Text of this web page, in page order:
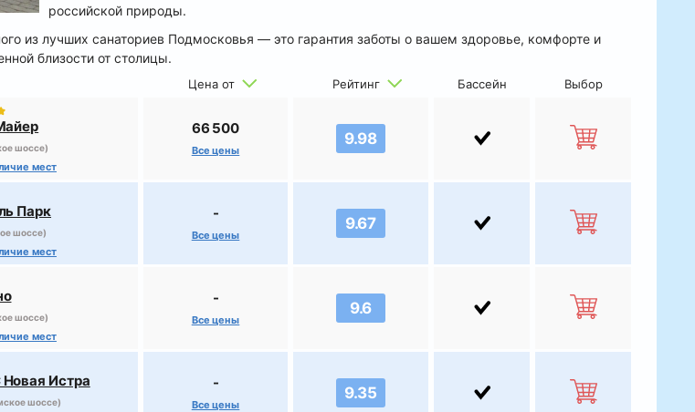
российской природы.
из лучших санаториев Подмосковья — это гарантия заботы о вашем здоровье, комфорте и
близости от столицы.
Цена от Рейтинг Бассейн Выбор
шоссе)
мест
66 500
Все цены
9.98
Парк
шоссе)
мест
-
Все цены
9.67
шоссе)
мест
-
Все цены
9.6
Истра
шоссе)
-
Все цены
9.35